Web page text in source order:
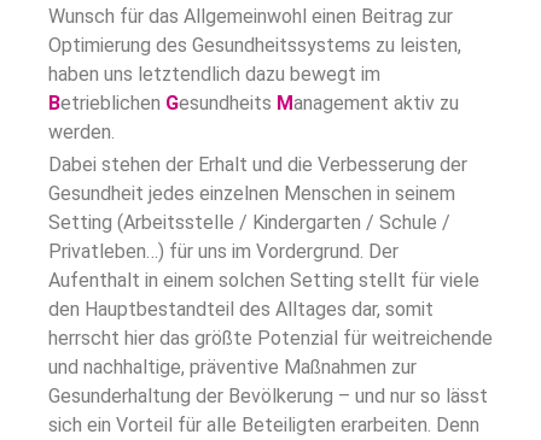
Wunsch für das Allgemeinwohl einen Beitrag zur
Optimierung des Gesundheitssystems zu leisten,
haben uns letztendlich dazu bewegt im
Betrieblichen Gesundheits Management aktiv zu
werden.
Dabei stehen der Erhalt und die Verbesserung der
Gesundheit jedes einzelnen Menschen in seinem
Setting (Arbeitsstelle / Kindergarten / Schule /
Privatleben…) für uns im Vordergrund. Der
Aufenthalt in einem solchen Setting stellt für viele
den Hauptbestandteil des Alltages dar, somit
herrscht hier das größte Potenzial für weitreichende
und nachhaltige, präventive Maßnahmen zur
Gesunderhaltung der Bevölkerung – und nur so lässt
sich ein Vorteil für alle Beteiligten erarbeiten. Denn